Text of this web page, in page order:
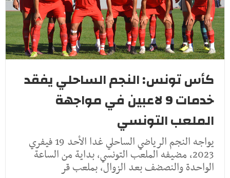
كأس تونس: النجم الساحلي يفقد
خدمات 9 لاعبين في مواجهة
الملعب التونسي
يواجه النجم الرياضي الساحلي غدا الأحد 19 فيفري
2023، مضيفه الملعب التونسي، بداية من الساعة
الواحدة والنصضف بعد الزوال، بملعب قر